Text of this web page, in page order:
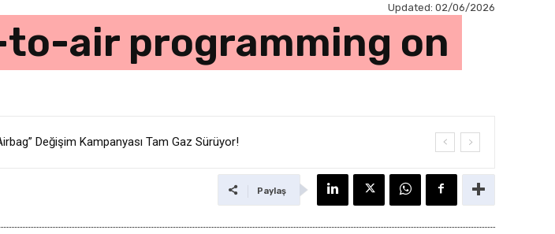
Updated: 02/06/2026
to-air programming on
Değişim Kampanyası Tam Gaz Sürüyor!
Paylaş